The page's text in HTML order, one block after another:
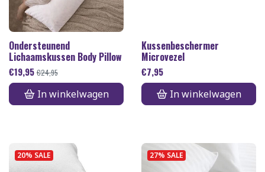
Ondersteunend
Lichaamskussen Body Pillow
€19,95 €24,95
In winkelwagen
Kussenbeschermer
Microvezel
€7,95
In winkelwagen
20% SALE 27% SALE